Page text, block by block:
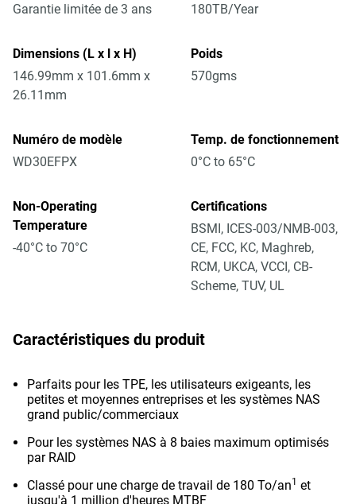
Garantie limitée de 3 ans
180TB/Year
Dimensions (L x l x H)
146.99mm x 101.6mm x
26.11mm
Poids
570gms
Numéro de modèle
WD30EFPX
Temp. de fonctionnement
0°C to 65°C
Non-Operating
Temperature
-40°C to 70°C
Certifications
BSMI, ICES-003/NMB-003,
CE, FCC, KC, Maghreb,
RCM, UKCA, VCCI, CB-
Scheme, TUV, UL
Caractéristiques du produit
Parfaits pour les TPE, les utilisateurs exigeants, les
petites et moyennes entreprises et les systèmes NAS
grand public/commerciaux
Pour les systèmes NAS à 8 baies maximum optimisés
par RAID
Classé pour une charge de travail de 180 To/an1 et
jusqu'à 1 million d'heures MTBF